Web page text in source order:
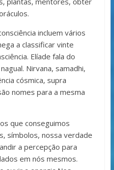
incluem vários
a classificar vinte
Elíade fala do
Nirvana, samadhi,
cósmica, supra
nomes para a mesma
que conseguimos
símbolos, nossa verdade
a percepção para
em nós mesmos.